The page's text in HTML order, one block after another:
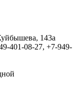
143а
401-08-27, +7-949-